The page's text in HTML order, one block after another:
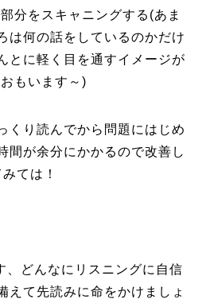
分をスキャニングする(あま
は何の話をしているのかだけ
とに軽く目を通すイメージが
もいます～)
くり読んでから問題にはじめ
間が余分にかかるので改善し
ては！
、どんなにリスニングに自信
えて先読みに命をかけましょ